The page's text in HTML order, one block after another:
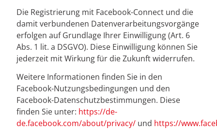
Die Registrierung mit Facebook-Connect und die
damit verbundenen Datenverarbeitungsvorgänge
erfolgen auf Grundlage Ihrer Einwilligung (Art. 6
Abs. 1 lit. a DSGVO). Diese Einwilligung können Sie
jederzeit mit Wirkung für die Zukunft widerrufen.
Weitere Informationen finden Sie in den
Facebook-Nutzungsbedingungen und den
Facebook-Datenschutzbestimmungen. Diese
finden Sie unter: https://de-
de.facebook.com/about/privacy/und https://